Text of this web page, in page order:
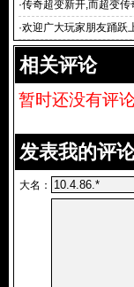
61传奇sf超变
·传奇超变新开,而超变传
我
·欢迎广大玩家朋友踊跃
相关评论
暂时还没有评论
发表我的评
大名：